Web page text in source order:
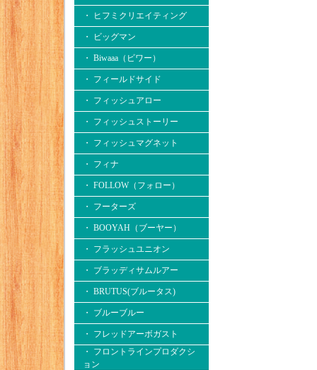
・ ヒフミクリエイティング
・ ビッグマン
・ Biwaaa（ビワー）
・ フィールドサイド
・ フィッシュアロー
・ フィッシュストーリー
・ フィッシュマグネット
・ フィナ
・ FOLLOW（フォロー）
・ フーターズ
・ BOOYAH（ブーヤー）
・ フラッシュユニオン
・ ブラッディサムルアー
・ BRUTUS(ブルータス)
・ ブルーブルー
・ フレッドアーボガスト
・ フロントラインプロダクシ
ョン